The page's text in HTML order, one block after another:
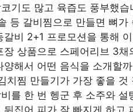
기도 많고 육즙도 풍부했
등 갈비찜으로 만들면 뼈
갈비 2+1 프로모션을 통해
장 상품으로 스페어리브 3
양해서 어떤 음식을 소개할
치찜 만들기가 가장 좋을
를 한 번 헹군 후 소주와